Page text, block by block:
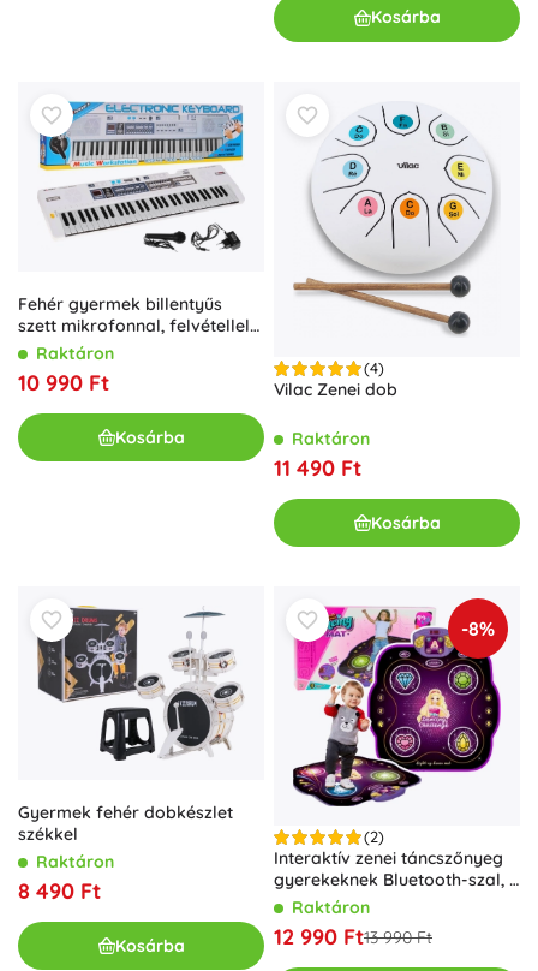
Kosárba
Fehér gyermek billentyűs
szett mikrofonnal, felvétellel
és sztereó hangszórókkal
Raktáron
10 990 Ft
Kosárba
(4)
Vilac Zenei dob
Raktáron
11 490 Ft
Kosárba
Gyermek fehér dobkészlet
székkel
Raktáron
8 490 Ft
Kosárba
-8%
(2)
Interaktív zenei táncszőnyeg
gyerekeknek Bluetooth-szal, 9
játékszinttel
Raktáron
12 990 Ft13 990 Ft